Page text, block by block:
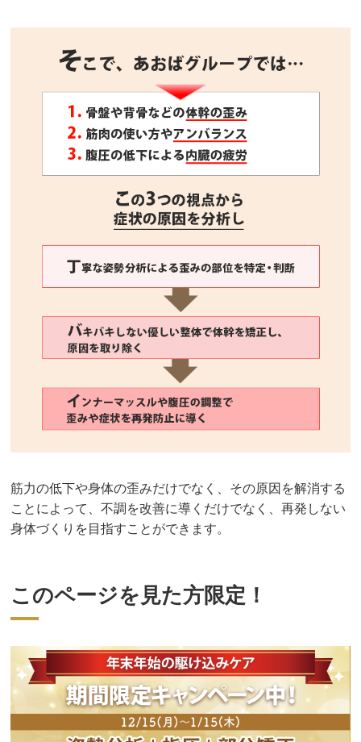
筋力の低下や身体の歪みだけでなく、その原因を解消する
ことによって、不調を改善に導くだけでなく、再発しない
身体づくりを目指すことができます。
このページを見た方限定！